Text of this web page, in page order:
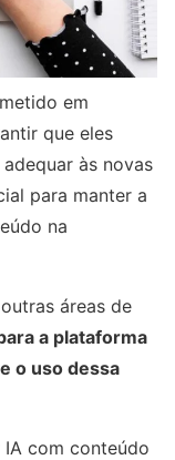
em
que eles
às novas
para manter a
na
áreas de
a plataforma
o uso dessa
com conteúdo